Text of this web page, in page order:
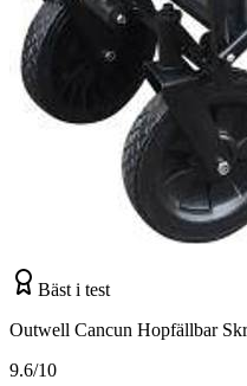
Bäst i test
Outwell Cancun Hopfällbar
9.6/10